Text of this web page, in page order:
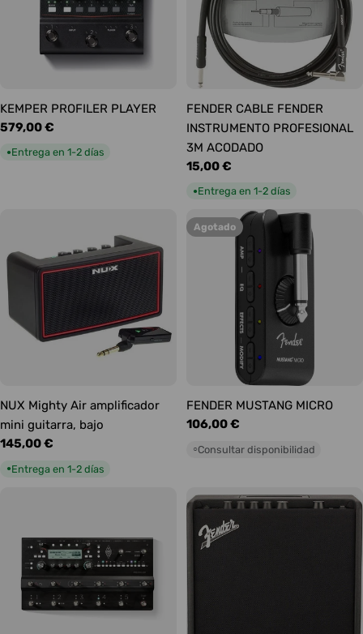
KEMPER PROFILER PLAYER
Precio
habitual
579,00 €
●Entrega en 1-2 días
FENDER CABLE FENDER
INSTRUMENTO PROFESIONAL
3M ACODADO
Precio
habitual
15,00 €
●Entrega en 1-2 días
NUX Mighty Air amplificador
mini guitarra, bajo
Precio
145,00 €
●Entrega en 1-2 días
Agotado
FENDER MUSTANG MICRO
Precio
106,00 €
○Consultar disponibilidad